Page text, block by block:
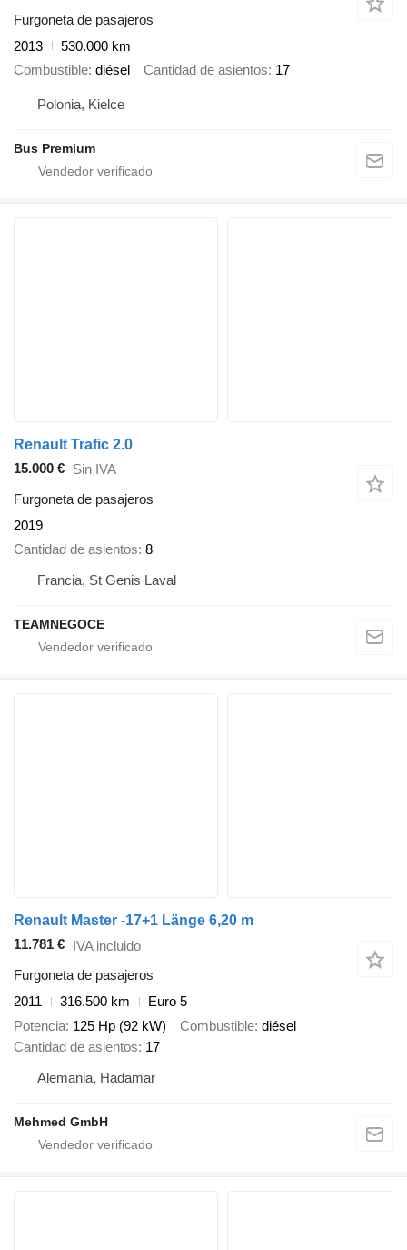
Furgoneta de pasajeros
2013
530.000 km
Combustible diésel Cantidad de asientos 17
Polonia, Kielce
Bus Premium
Renault Trafic 2.0
15.000 € Sin IVA
Furgoneta de pasajeros
2019
Cantidad de asientos 8
Francia, St Genis Laval
TEAMNEGOCE
Renault Master -17+1 Länge 6,20 m
11.781 € IVA incluido
Furgoneta de pasajeros
2011
316.500 km
Euro 5
Potencia 125 Hp (92 kW) Combustible diésel
Cantidad de asientos 17
Alemania, Hadamar
Mehmed GmbH